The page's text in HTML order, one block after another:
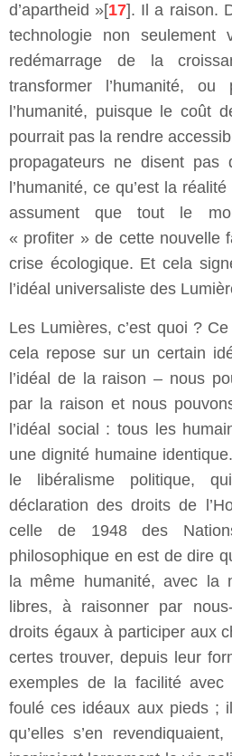
d’apartheid »[17]. Il a raison.
technologie non
redémarrage de la
transformer l’humanité,
l’humanité, puisque le coût
pourrait pas la rendre
propagateurs ne disent pas
l’humanité, ce qu’est la
assument que tout le
« profiter » de cette nouvelle
crise écologique. Et cela
l’idéal universaliste des
Les Lumières, c’est quoi ?
cela repose sur un certain
l’idéal de la raison – nous
par la raison et nous
l’idéal social : tous les
une dignité humaine
le libéralisme politique,
déclaration des droits de
celle de 1948 des
philosophique en est de dire
la même humanité, avec la
libres, à raisonner par
droits égaux à participer aux
certes trouver, depuis leur
exemples de la facilité
foulé ces idéaux aux pieds ;
qu’elles s’en